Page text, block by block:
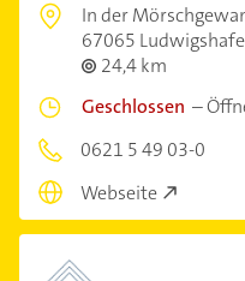
In der
67065
24,4 km
Geschlossen –
0621 5 49 03-0
Webseite